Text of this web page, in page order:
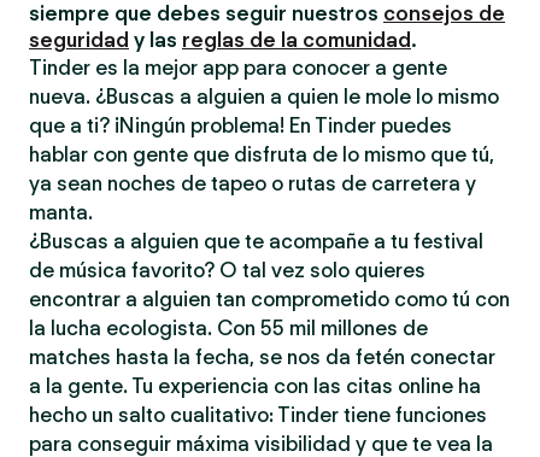
siempre que debes seguir nuestros consejos de
seguridad y las reglas de la comunidad .
Tinder es la mejor app para conocer a gente
nueva. ¿Buscas a alguien a quien le mole lo mismo
que a ti? ¡Ningún problema! En Tinder puedes
hablar con gente que disfruta de lo mismo que tú,
ya sean noches de tapeo o rutas de carretera y
manta.
¿Buscas a alguien que te acompañe a tu festival
de música favorito? O tal vez solo quieres
encontrar a alguien tan comprometido como tú con
la lucha ecologista. Con 55 mil millones de
matches hasta la fecha, se nos da fetén conectar
a la gente. Tu experiencia con las citas online ha
hecho un salto cualitativo: Tinder tiene funciones
para conseguir máxima visibilidad y que te vea la